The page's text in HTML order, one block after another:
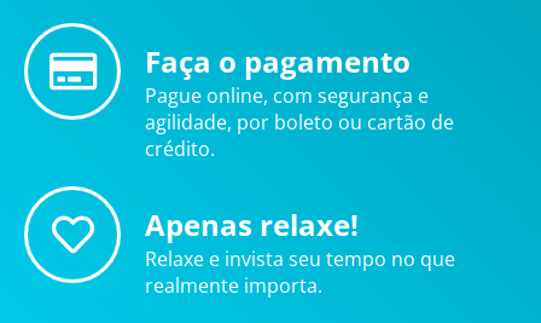
Faça o pagamento
Pague online, com segurança e
agilidade, por boleto ou cartão de
crédito.
Apenas relaxe!
Relaxe e invista seu tempo no que
realmente importa.